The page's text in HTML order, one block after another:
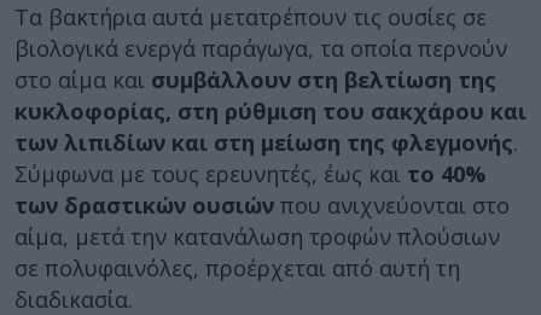
Τα βακτήρια αυτά μετατρέπουν τις ουσίες σε
βιολογικά ενεργά παράγωγα, τα οποία περνούν
στο αίμα και συμβάλλουν στη βελτίωση της
κυκλοφορίας, στη ρύθμιση του σακχάρου και
των λιπιδίων και στη μείωση της φλεγμονής.
Σύμφωνα με τους ερευνητές, έως και το 40%
των δραστικών ουσιών που ανιχνεύονται στο
αίμα, μετά την κατανάλωση τροφών πλούσιων
σε πολυφαινόλες, προέρχεται από αυτή τη
διαδικασία.